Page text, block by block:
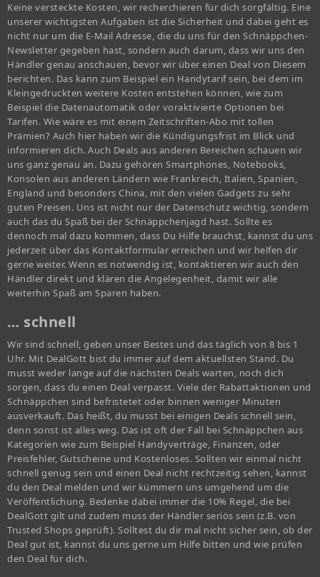
Keine versteckte Kosten, wir recherchieren für dich sorgfältig. Eine
unserer wichtigsten Aufgaben ist die Sicherheit und dabei geht es
nicht nur um die E-Mail Adresse, die du uns für den Schnäppchen-
Newsletter gegeben hast, sondern auch darum, dass wir uns den
Händler genau anschauen, bevor wir über einen Deal von Diesem
berichten. Das kann zum Beispiel ein Handytarif sein, bei dem im
Kleingedruckten weitere Kosten entstehen können, wie zum
Beispiel die Datenautomatik oder voraktivierte Optionen bei
Tarifen. Wie wäre es mit einem Zeitschriften-Abo mit tollen
Prämien? Auch hier haben wir die Kündigungsfrist im Blick und
informieren dich. Auch Deals aus anderen Bereichen schauen wir
uns ganz genau an. Dazu gehören Smartphones, Notebooks,
Konsolen aus anderen Ländern wie Frankreich, Italien, Spanien,
England und besonders China, mit den vielen Gadgets zu sehr
guten Preisen. Uns ist nicht nur der Datenschutz wichtig, sondern
auch das du Spaß bei der Schnäppchenjagd hast. Sollte es
dennoch mal dazu kommen, dass Du Hilfe brauchst, kannst du uns
jederzeit über das Kontaktformular erreichen und wir helfen dir
gerne weiter. Wenn es notwendig ist, kontaktieren wir auch den
Händler direkt und klären die Angelegenheit, damit wir alle
weiterhin Spaß am Sparen haben.
… schnell
Wir sind schnell, geben unser Bestes und das täglich von 8 bis 1
Uhr. Mit DealGott bist du immer auf dem aktuellsten Stand. Du
musst weder lange auf die nächsten Deals warten, noch dich
sorgen, dass du einen Deal verpasst. Viele der Rabattaktionen und
Schnäppchen sind befristetet oder binnen weniger Minuten
ausverkauft. Das heißt, du musst bei einigen Deals schnell sein,
denn sonst ist alles weg. Das ist oft der Fall bei Schnäppchen aus
Kategorien wie zum Beispiel Handyverträge, Finanzen, oder
Preisfehler, Gutscheine und Kostenloses. Sollten wir einmal nicht
schnell genug sein und einen Deal nicht rechtzeitig sehen, kannst
du den Deal melden und wir kümmern uns umgehend um die
Veröffentlichung. Bedenke dabei immer die 10% Regel, die bei
DealGott gilt und zudem muss der Händler seriös sein (z.B. von
Trusted Shops geprüft). Solltest du dir mal nicht sicher sein, ob der
Deal gut ist, kannst du uns gerne um Hilfe bitten und wie prüfen
den Deal für dich.